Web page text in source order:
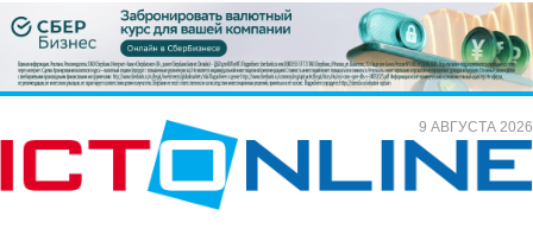
9 АВГУСТА 2026